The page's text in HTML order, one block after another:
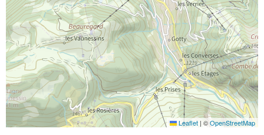
Leaflet | ©OpenStreetMap